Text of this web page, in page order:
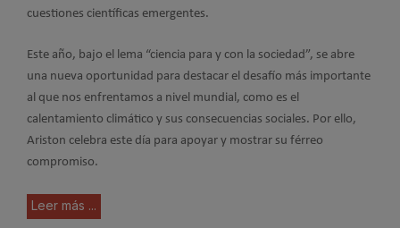
cuestiones científicas emergentes.
Este año, bajo el lema “ciencia para y con la sociedad”, se abre
una nueva oportunidad para destacar el desafío más importante
al que nos enfrentamos a nivel mundial, como es el
calentamiento climático y sus consecuencias sociales. Por ello,
Ariston celebra este día para apoyar y mostrar su férreo
compromiso.
Leer más ...